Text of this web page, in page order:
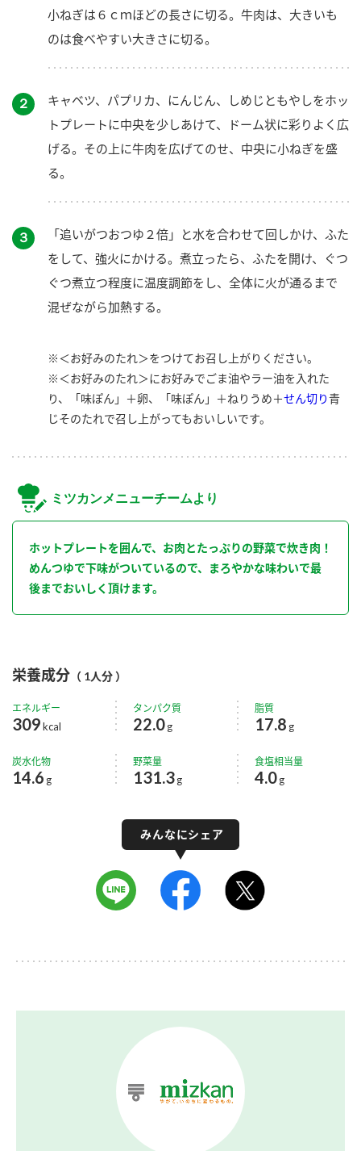
小ねぎは６ｃｍほどの長さに切る。牛肉は、大きいも
のは食べやすい大きさに切る。
２
キャベツ、パプリカ、にんじん、しめじともやしをホッ
トプレートに中央を少しあけて、ドーム状に彩りよく広
げる。その上に牛肉を広げてのせ、中央に小ねぎを盛
る。
３
「追いがつおつゆ２倍」と水を合わせて回しかけ、ふた
をして、強火にかける。煮立ったら、ふたを開け、ぐつ
ぐつ煮立つ程度に温度調節をし、全体に火が通るまで
混ぜながら加熱する。
※＜お好みのたれ＞をつけてお召し上がりください。
※＜お好みのたれ＞にお好みでごま油やラー油を入れた
り、「味ぽん」＋卵、「味ぽん」＋ねりうめ＋せん切り青
じそのたれで召し上がってもおいしいです。
ミツカンメニューチームより
ホットプレートを囲んで、お肉とたっぷりの野菜で炊き肉！
めんつゆで下味がついているので、まろやかな味わいで最
後までおいしく頂けます。
栄養成分 （ 1人分 ）
エネルギー
309kcal
タンパク質
22.0g
脂質
17.8 g
炭水化物
14.6 g
野菜量
131.3g
食塩相当量
4.0 g